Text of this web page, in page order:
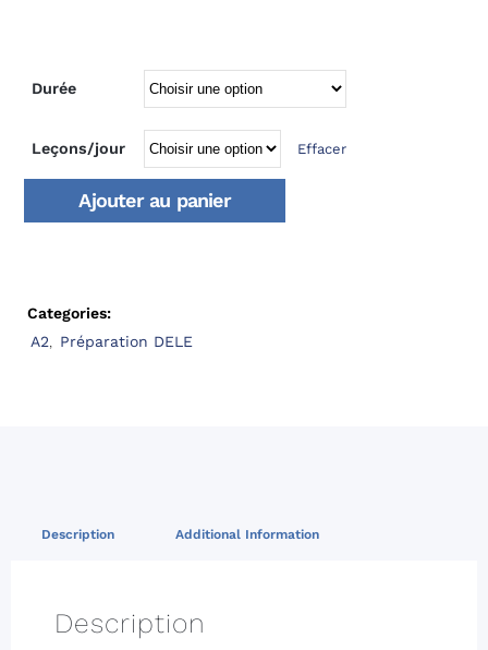
Durée
Leçons/jour Effacer
Ajouter au panier
Categories:
A2
Préparation DELE
Description Additional Information
Description